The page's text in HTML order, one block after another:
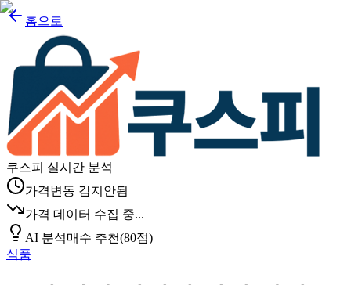
홈으로
쿠스피 실시간 분석
가격변동 감지안됨
가격 데이터 수집 중...
AI 분석매수 추천(80점)
식품